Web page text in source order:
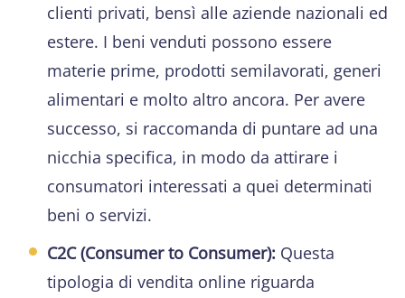
clienti privati, bensì alle aziende nazionali ed
estere. I beni venduti possono essere
materie prime, prodotti semilavorati, generi
alimentari e molto altro ancora. Per avere
successo, si raccomanda di puntare ad una
nicchia specifica, in modo da attirare i
consumatori interessati a quei determinati
beni o servizi.
C2C (Consumer to Consumer): Questa
tipologia di vendita online riguarda